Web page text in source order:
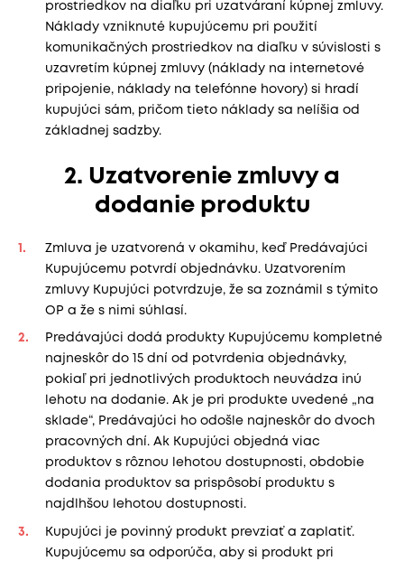
prostriedkov na diaľku pri uzatváraní kúpnej zmluvy.
Náklady vzniknuté kupujúcemu pri použití
komunikačných prostriedkov na diaľku v súvislosti s
uzavretím kúpnej zmluvy (náklady na internetové
pripojenie, náklady na telefónne hovory) si hradí
kupujúci sám, pričom tieto náklady sa nelíšia od
základnej sadzby.
2. Uzatvorenie zmluvy a
dodanie produktu
Zmluva je uzatvorená v okamihu, keď Predávajúci
Kupujúcemu potvrdí objednávku. Uzatvorením
zmluvy Kupujúci potvrdzuje, že sa zoznámil s týmito
OP a že s nimi súhlasí.
Predávajúci dodá produkty Kupujúcemu kompletné
najneskôr do 15 dní od potvrdenia objednávky,
pokiaľ pri jednotlivých produktoch neuvádza inú
lehotu na dodanie. Ak je pri produkte uvedené „na
sklade“, Predávajúci ho odošle najneskôr do dvoch
pracovných dní. Ak Kupujúci objedná viac
produktov s rôznou lehotou dostupnosti, obdobie
dodania produktov sa prispôsobí produktu s
najdlhšou lehotou dostupnosti.
Kupujúci je povinný produkt prevziať a zaplatiť.
Kupujúcemu sa odporúča, aby si produkt pri